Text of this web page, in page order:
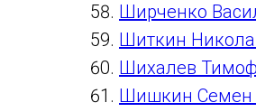
Ширченко
Шиткин
Шихалев
Шишкин Семен